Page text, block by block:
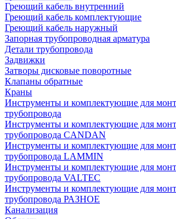
Греющий кабель внутренний
Греющий кабель комплектующие
Греющий кабель наружный
Запорная трубопроводная арматура
Детали трубопровода
Задвижки
Затворы дисковые поворотные
Клапаны обратные
Краны
Инструменты и комплектующие для
трубопровода
Инструменты и комплектующие для
трубопровода CANDAN
Инструменты и комплектующие для
трубопровода LAMMIN
Инструменты и комплектующие для
трубопровода VALTEC
Инструменты и комплектующие для
трубопровода РАЗНОЕ
Канализация